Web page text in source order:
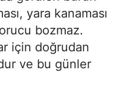
yara kanaması
bozmaz.
için doğrudan
ve bu günler